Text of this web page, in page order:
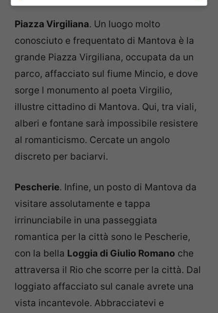
Piazza Virgiliana. Un luogo molto
conosciuto e frequentato di Mantova è la
grande Piazza Virgiliana, occupata da un
parco, affacciato sul fiume Mincio, e dove
sorge l monumento al poeta Virgilio,
illustre cittadino di Mantova. Qui, tra viali,
alberi e fontane sarà impossibile resistere
al romanticismo. Cercate un angolo
discreto per baciarvi.
Pescherie. Infine, un posto di Mantova da
visitare assolutamente e tappa
irrinunciabile in una passeggiata
romantica per la città sono le Pescherie,
con la bella Loggia di Giulio Romano che
attraversa il Rio che scorre per la città. Dal
loggiato affacciato sul canale avrete una
vista incantevole. Abbracciatevi e